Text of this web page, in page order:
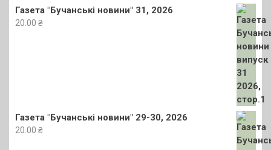
Газета "Бучанські новини" 31, 2026
20.00 ₴
Газета "Бучанські новини" 29-30, 2026
20.00 ₴